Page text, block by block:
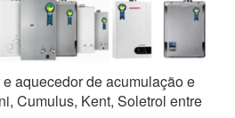
aquecedor de acumulação e
Cumulus, Kent, Soletrol entre